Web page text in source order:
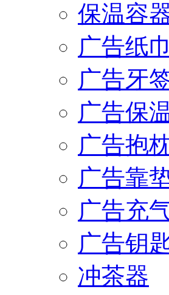
保温容
广告纸
广告牙
广告保
广告抱
广告靠
广告充
广告钥
冲茶器